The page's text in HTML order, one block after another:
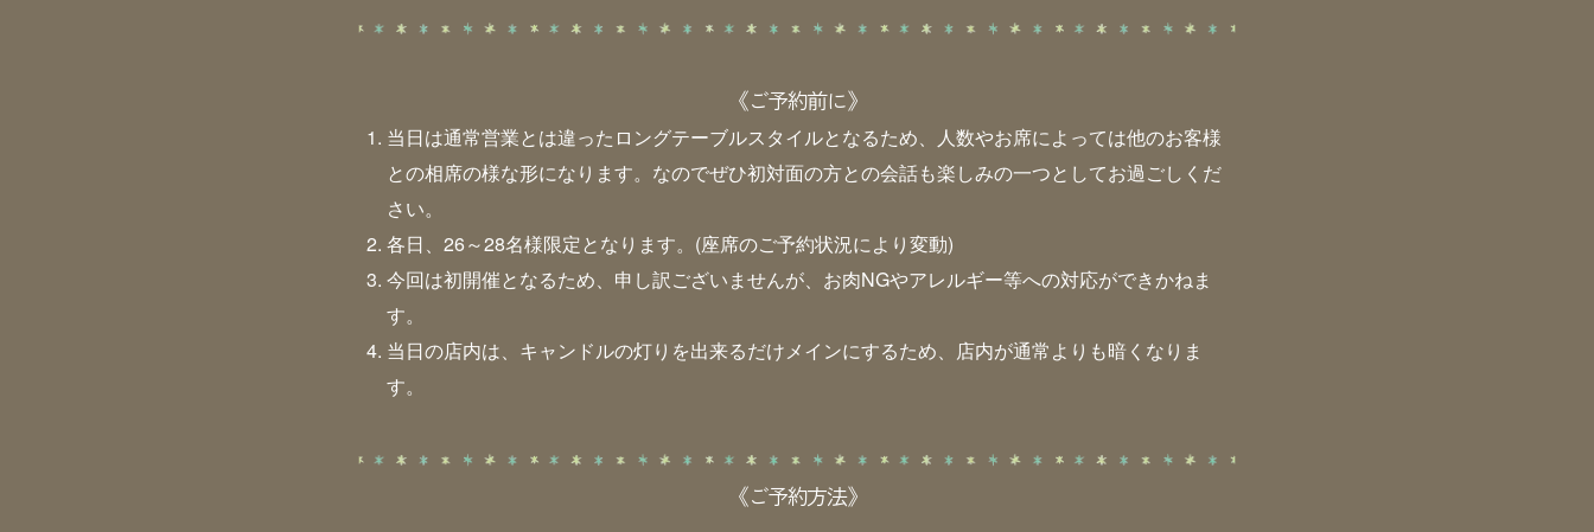
《ご予約前に》
当日は通常営業とは違ったロングテーブルスタイルとなるため、人数やお席によっては他のお客様
との相席の様な形になります。なのでぜひ初対面の方との会話も楽しみの一つとしてお過ごしくだ
さい。
各日、26～28名様限定となります。(座席のご予約状況により変動)
今回は初開催となるため、申し訳ございませんが、お肉NGやアレルギー等への対応ができかねま
す。
当日の店内は、キャンドルの灯りを出来るだけメインにするため、店内が通常よりも暗くなりま
す。
《ご予約方法》